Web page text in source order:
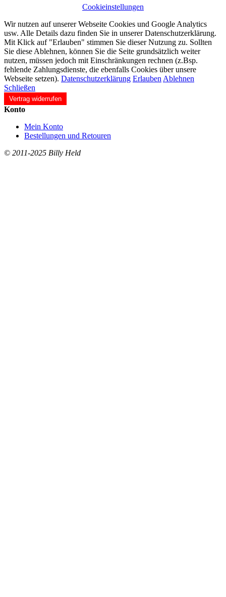
Cookieinstellungen
Wir nutzen auf unserer Webseite Cookies und Google Analytics
usw. Alle Details dazu finden Sie in unserer Datenschutzerklärung.
Mit Klick auf "Erlauben" stimmen Sie dieser Nutzung zu. Sollten
Sie diese Ablehnen, können Sie die Seite grundsätzlich weiter
nutzen, müssen jedoch mit Einschränkungen rechnen (z.Bsp.
fehlende Zahlungsdienste, die ebenfalls Cookies über unsere
Webseite setzen). Datenschutzerklärung Erlauben Ablehnen
Schließen
Vertrag widerrufen
Konto
Mein Konto
Bestellungen und Retouren
© 2011-2025 Billy Held